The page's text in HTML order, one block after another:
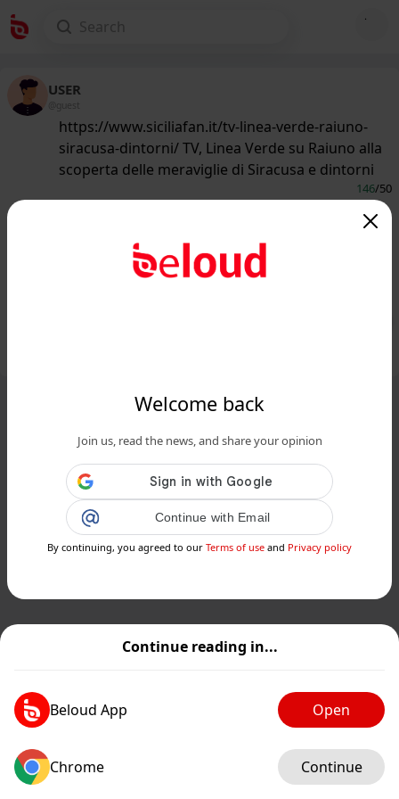
Continue reading in...
Beloud App Open
Chrome Continue
Welcome back
Join us, read the news, and share your opinion
Continue with Email
By continuing, you agreed to our Terms of use and Privacy policy
USER
@guest
https://www.siciliafan.it/tv-linea-verde-raiuno-
siracusa-dintorni/ TV, Linea Verde su Raiuno alla
scoperta delle meraviglie di Siracusa e dintorni
146/50
scoperta delle meraviglie di Siracusa
e dintorni - Siciliaf...